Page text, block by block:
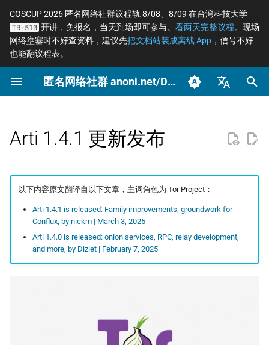
COSCUP 2026 匿名网络社群议程轨 8/08、8/09 在台湾科技大学
TR-510 开讲，免报名，当天到场即可参与。 看两天完整议程。现场
网络壅塞时不好查资料，建议先把文档站装成离线 App ，信号不好
也能翻议程表。
匿名网络社群 anoni.net/Docs
简体中文（zh-CN）
正
初
搜
概念 网络自由为什么重要
Metadata 是什么，为
据
为什么匿名支付重要
什么是匿名网络？
Tor Browser 进阶设定
加密 DNS 怎么选、怎
Tails、Whonix、Qubes
场景
一般人平常该做到什么
社运行动者的数位准备
社交
家暴受害者的数位准备
选举观察员的自保
端对端加密如何运作
去中心化网站发布
OONI 网站检测清单
台湾个资法 2025 修法
台湾 VASP 法 2026
揭弊者保护法的技术观察
Tor 更新日志
Arti 更新日志
2026
OONI
Tails
文章
开始参与 如何参与与认领主题
沟通与协作工具
中文化与文件翻译
文」而非「繁体中文」
如何搭建 Tor Relay
如何搭建 Tor
ASN 观测资料撷取与分
推动主题
2026 年度路线图
Tor Relay 校园建立研
匿名支付研究专题
COSCUP 2026 公开征稿
筹备页面
筹备：匿名网络工作坊
2025/08
持续关注
Arti 1.4.1 更新发布
以下内容原文翻译自以下文章，主词角色为 Tor Project：
Arti 1.4.1 is released: Family improvements, groundwork for
Conflux, by nickm | March 3, 2025
Arti 1.4.0 is released: onion services, RPC, relay development,
and more, by Diziet | February 7, 2025